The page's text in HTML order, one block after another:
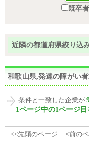
既卒
近隣の都道府県絞り込
和歌山県,発達の障がい
条件と一致した企業が
1ページ中の1ページ
<<先頭のページ
<前の